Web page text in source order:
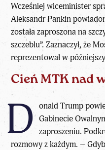
Wcześniej wiceminister
Aleksandr Pankin
została zaproszona na
szczeblu”. Zaznaczył, że
reprezentował w
Cień MTK nad
D onald Trump
Gabinecie
zaproszeniu.
rozmowy z każdym. –